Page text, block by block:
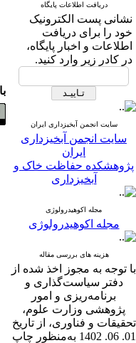
دریافت اطلاعات پایگاه
نشانی پست الکترونیک
خود را برای دریافت
اطلاعات و اخبار پایگاه،
در کادر زیر وارد کنید.
سایت انجمن آبخیزداری ایران
سایت انجمن آبخیزداری
ایران
پژوهشکده حفاظت خاک و
آبخیزداری
مجله اکوهیدرولوژی
مجله اکوهیدرولوژی
هزینه های بررسی مقاله
با توجه به مجوز اخذ شده از
دفتر سیاست‌گذاری و
برنامه‌ریزی و امور
پژوهشی وزارت علوم،
تحقیقات و فناوری، از تاریخ
01. 06. 1402 به‌منظور چاپ